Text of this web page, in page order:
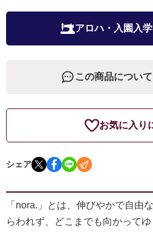
アロハ・入園入
この商品につい
お気に入り
シェア
「nora.」とは、伸びやかで自由
らわれず、どこまでも向かって